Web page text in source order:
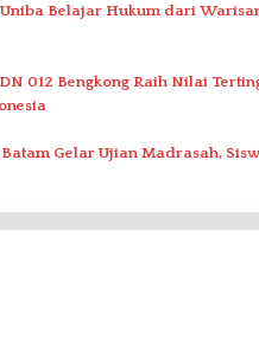
Belajar Hukum dari
012 Bengkong Raih Nilai
Batam Gelar Ujian Madrasah,